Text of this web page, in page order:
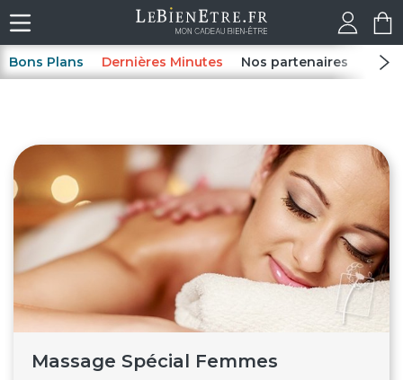
Bons Plans Dernières Minutes Nos partenaires Spas
Massage Spécial Femmes